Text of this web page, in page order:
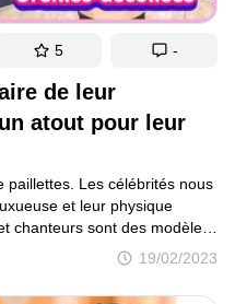
de leur
atout pour leur
19/02/2023
paillettes. Les célébrités nous
et leur physique
chanteurs sont des modèles
de beauté à la limite
stars qui refusent de suivre
authenticité et une
5 -